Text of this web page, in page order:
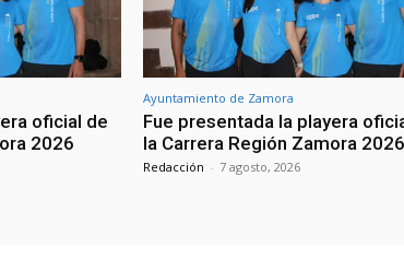
oficial de
2026
Ayuntamiento de Zamora
Fue presentada la playera
la Carrera Región Zamora 2026
Redacción - 7 agosto, 2026